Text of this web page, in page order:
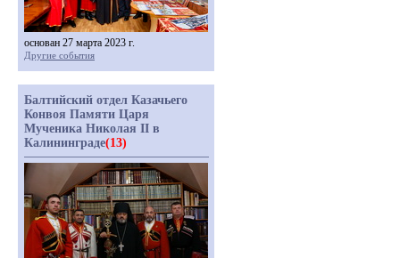
основан 27 марта 2023 г.
Другие события
Балтийский отдел Казачьего
Конвоя Памяти Царя
Мученика Николая II в
Калининграде(13)